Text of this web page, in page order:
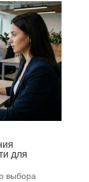
для
выбора